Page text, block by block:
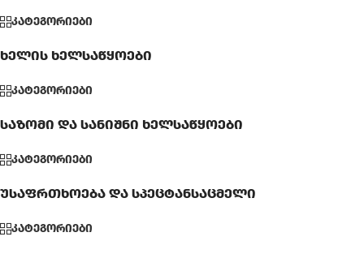
კატეგორიები
ხელის ხელსაწყოები
კატეგორიები
საზომი და სანიშნი ხელსაწყოები
კატეგორიები
უსაფრთხოება და სპეცტანსაცმელი
კატეგორიები